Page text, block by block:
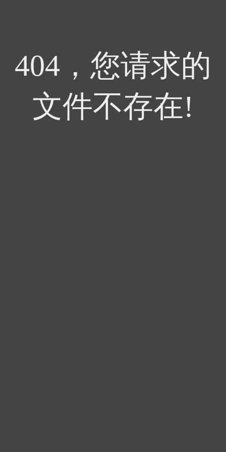
404，您请求的
文件不存在!